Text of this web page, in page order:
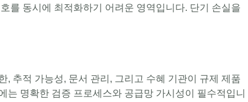
를 동시에 최적화하기 어려운 영역입니다. 단기 손실을
추적 가능성, 문서 관리, 그리고 수혜 기관이 규제 제품
명확한 검증 프로세스와 공급망 가시성이 필수적입니